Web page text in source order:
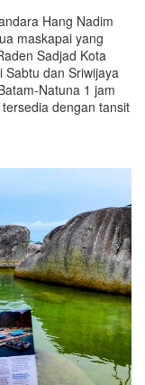
Hang Nadim
maskapai yang
Sadjad Kota
Sabtu dan Sriwijaya
Natuna 1 jam
dengan tansit